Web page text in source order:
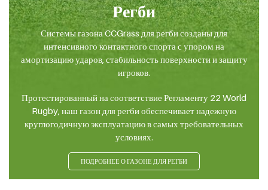
Регби
Системы газона CCGrass для регби созданы для
интенсивного контактного спорта с упором на
амортизацию ударов, стабильность поверхности и защиту
игроков.
Протестированный на соответствие Регламенту 22 World
Rugby, наш газон для регби обеспечивает надежную
круглогодичную эксплуатацию в самых требовательных
условиях.
ПОДРОБНЕЕ О ГАЗОНЕ ДЛЯ РЕГБИ